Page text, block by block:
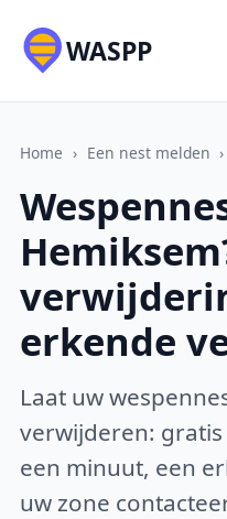
WASPP
Home › Een nest melden ›
erkende
Laat uw
verwijderen:
een minuut, een
uw zone